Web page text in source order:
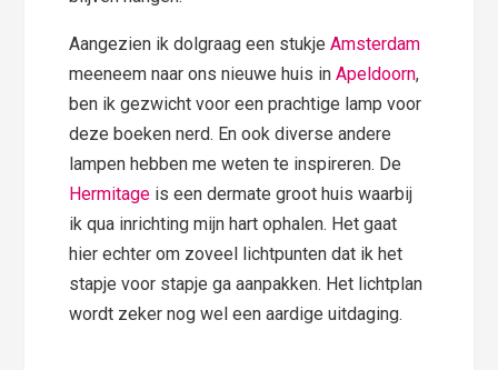
Aangezien ik dolgraag een stukjeAmsterdam
meeneem naar ons nieuwe huis inApeldoorn,
ben ik gezwicht voor een prachtige lamp voor
deze boeken nerd. En ook diverse andere
lampen hebben me weten te inspireren. De
Hermitage is een dermate groot huis waarbij
ik qua inrichting mijn hart ophalen. Het gaat
hier echter om zoveel lichtpunten dat ik het
stapje voor stapje ga aanpakken. Het lichtplan
wordt zeker nog wel een aardige uitdaging.